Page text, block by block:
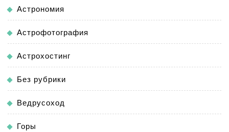
Астрономия
Астрофотография
Астрохостинг
Без рубрики
Ведрусоход
Горы